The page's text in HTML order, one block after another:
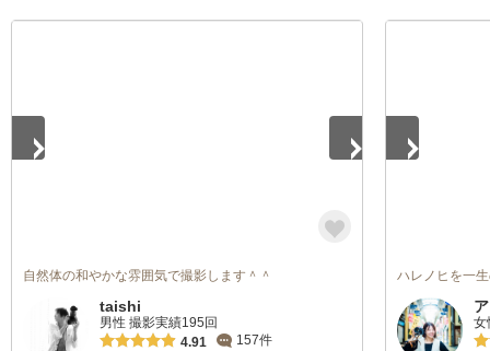
自然体の和やかな雰囲気で撮影します＾＾
taishi
男性 撮影実績195回
4.91
157件
ハレノヒを一
女